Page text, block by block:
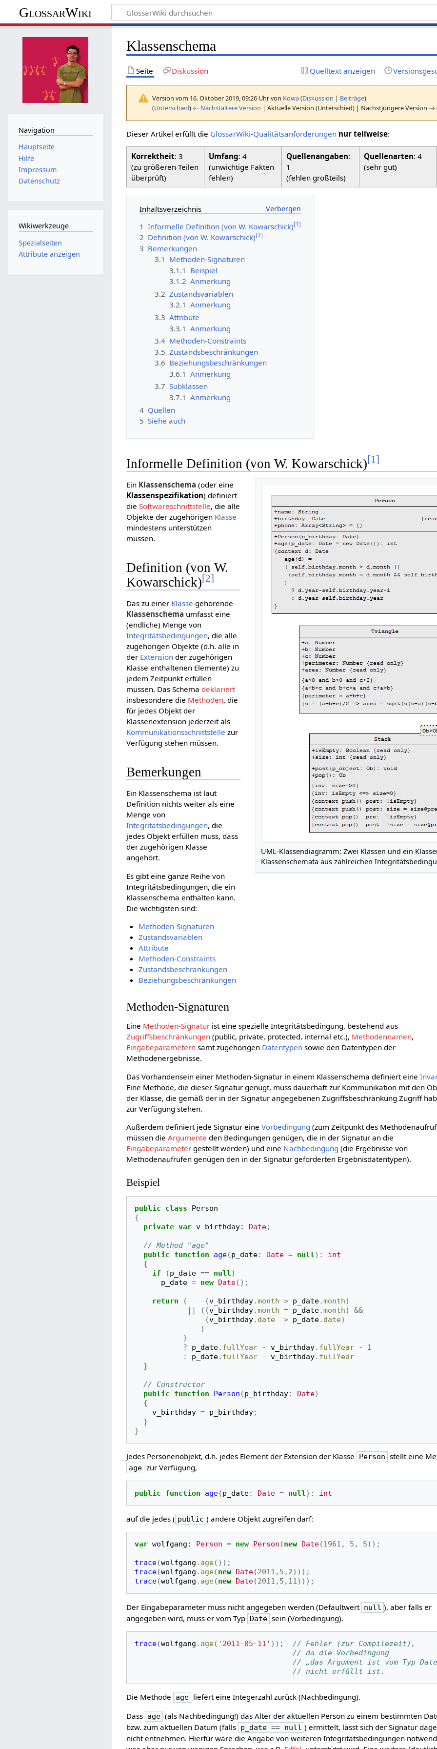
GlossarWiki
Klassenschema
Seite Diskussion Quelltext anzeigen
Version vom 16. Oktober 2019, 09:26 Uhr von Kowa(Diskussion | Beiträge)
(Unterschied) ← Nächstältere Version | Aktuelle Version (Unterschied) | Nächstjüngere Version →
Dieser Artikel erfüllt die GlossarWiki-Qualitätsanforderungen nur teilweise:
Korrektheit: 3
(zu größeren Teilen
überprüft)
Umfang: 4
(unwichtige Fakten
fehlen)
Quellenangaben:
1
(fehlen großteils)
Quellenarten: 4
(sehr gut)
Inhaltsverzeichnis
1 Informelle Definition (von W. Kowarschick)[1]
2 Definition (von W. Kowarschick)[2]
3 Bemerkungen
3.1 Methoden-Signaturen
3.1.1 Beispiel
3.1.2 Anmerkung
3.2 Zustandsvariablen
3.2.1 Anmerkung
3.3 Attribute
3.3.1 Anmerkung
3.4 Methoden-Constraints
3.5 Zustandsbeschränkungen
3.6 Beziehungsbeschränkungen
3.6.1 Anmerkung
3.7 Subklassen
3.7.1 Anmerkung
4 Quellen
5 Siehe auch
Informelle Definition (von W. Kowarschick)[1]
UML-Klassendiagramm: Zwei Klassen und ein
Klassenschemata aus zahlreichen
Ein Klassenschema (oder eine
Klassenspezifikation) definiert
dieSoftwareschnittstelle, die alle
Objekte der zugehörigen Klasse
mindestens unterstützen
müssen.
Definition (von W.
Kowarschick)[2]
Das zu einer Klasse gehörende
Klassenschema umfasst eine
(endliche) Menge von
Integritätsbedingungen, die alle
zugehörigen Objekte (d.h. alle in
der Extension der zugehörigen
Klasse enthaltenen Elemente) zu
jedem Zeitpunkt erfüllen
müssen. Das Schema deklariert
insbesondere die Methoden, die
für jedes Objekt der
Klassenextension jederzeit als
Kommunikationsschnittstelle zur
Verfügung stehen müssen.
Bemerkungen
Ein Klassenschema ist laut
Definition nichts weiter als eine
Menge von
Integritätsbedingungen, die
jedes Objekt erfüllen muss, dass
der zugehörigen Klasse
angehört.
Es gibt eine ganze Reihe von
Integritätsbedingungen, die ein
Klassenschema enthalten kann.
Die wichtigsten sind:
Methoden-Signaturen
Zustandsvariablen
Attribute
Methoden-Constraints
Zustandsbeschränkungen
Beziehungsbeschränkungen
Methoden-Signaturen
Eine Methoden-Signatur ist eine spezielle Integritätsbedingung, bestehend aus
Zugriffsbeschränkungen (public, private, protected, internal etc.), Methodennamen,
Eingabeparametern samt zugehörigen Datentypen sowie den Datentypen der
Methodenergebnisse.
Das Vorhandensein einer Methoden-Signatur in einem Klassenschema definiert eine
Eine Methode, die dieser Signatur genügt, muss dauerhaft zur Kommunikation mit den
der Klasse, die gemäß der in der Signatur angegebenen Zugriffsbeschränkung Zugriff
zur Verfügung stehen.
Außerdem definiert jede Signatur eineVorbedingung (zum Zeitpunkt des
müssen dieArgumente den Bedingungen genügen, die in der Signatur an die
Eingabeparameter gestellt werden) und eine Nachbedingung (die Ergebnisse von
Methodenaufrufen genügen den in der Signatur geforderten Ergebnisdatentypen).
Beispiel
public class
Person
{
private var v_birthday: Date;
// Method "age"
public
function age(p_date: Date = null):
int
{
if
(p_date == null)
p_date = new Date();
return ( (v_birthday.month > p_date.month)
||
((v_birthday.month = p_date.month)
&&
(v_birthday. date > p_date. date)
)
)
?
p_date. fullYear - v_birthday. fullYear -
1
:
p_date. fullYear - v_birthday. fullYear
}
// Constructor
public
function Person (p_birthday: Date)
{
v_birthday = p_birthday;
}
}
Jedes Personenobjekt, d.h. jedes Element der Extension der Klasse Person stellt eine
age zur Verfügung,
public function age(p_date: Date = null ): int
auf die jedes ( public ) andere Objekt zugreifen darf:
var wolfgang : Person = new Person (new Date(1961 , 5 , 5));
trace(wolfgang . age());
trace(wolfgang . age(new Date(2011 , 5 , 2)));
trace(wolfgang . age(new Date(2011 , 5 , 11)));
Der Eingabeparameter muss nicht angegeben werden (Defaultwert null ), aber falls er
angegeben wird, muss er vom Typ Date sein (Vorbedingung).
trace(wolfgang . age( '2011-05-11' ));
// Fehler (zur Compilezeit),
// da die Vorbedingung
// „das Argument ist vom Typ
// nicht erfüllt ist.
Die Methode age liefert eine Integerzahl zurück (Nachbedingung).
Dass age (als Nachbedingung!) das Alter der aktuellen Person zu einem bestimmten
bzw. zum aktuellen Datum (falls p_date == null ) ermittelt, lässt sich der Signatur
nicht entnehmen. Hierfür wäre die Angabe von weiteren Integritätsbedingungen
Navigation
Hauptseite
Hilfe
Impressum
Datenschutz
Wikiwerkzeuge
Spezialseiten
Attribute anzeigen